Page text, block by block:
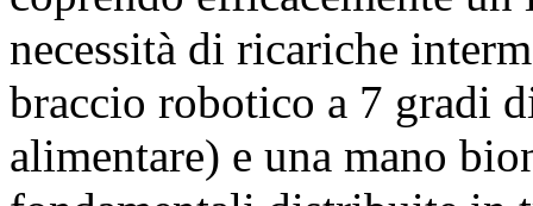
necessità di ricariche
braccio robotico a 7 gradi
alimentare) e una mano